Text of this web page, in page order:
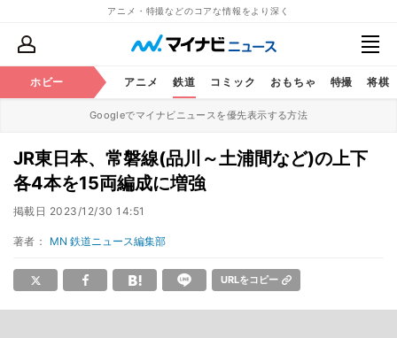
アニメ・特撮などのコアな情報をより深く
ホビー アニメ 鉄道 コミック おもちゃ 特撮 将棋
Googleでマイナビニュースを優先表示する方法
JR東日本、常磐線(品川～土浦間など)の上下
各4本を15両編成に増強
掲載日 2023/12/30 14:51
著者： MN 鉄道ニュース編集部
URLをコピー